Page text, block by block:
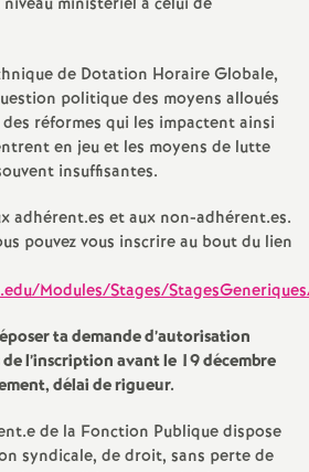
a
l
d
s
E
n
s
de Dotation Horaire Globale,
politique des moyens alloués
réformes qui les impactent ainsi
en jeu et les moyens de lutte
insuffisantes.
adhérent.es et aux non-adhérent.es.
pouvez vous inscrire au bout du lien
Modules/Stages/
ta demande d’autorisation
de l’inscription avant le 19 décembre
délai de rigueur.
de la Fonction Publique dispose
syndicale, de droit, sans perte de